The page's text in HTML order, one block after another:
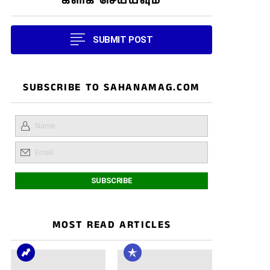
SUBMIT POST
SUBSCRIBE TO SAHANAMAG.COM
MOST READ ARTICLES